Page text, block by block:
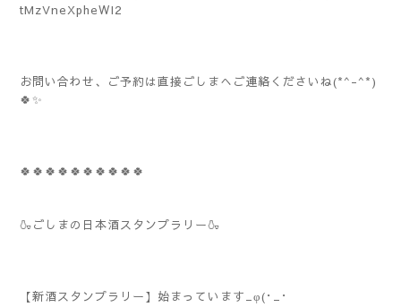
tMzVneXpheWI2
お問い合わせ、ご予約は直接ごしまへご連絡くださいね(*^-^*)
🍀✨
🍀🍀🍀🍀🍀🍀🍀🍀🍀🍀
🍶ごしまの日本酒スタンプラリー🍶
【新酒スタンプラリー】始まっています_φ(･_･